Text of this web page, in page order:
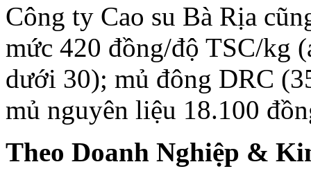
Công ty Cao su Bà Rịa
mức 420 đồng/độ TSC/kg
dưới 30); mủ đông DRC
mủ nguyên liệu 18.100
Theo Doanh Nghiệp &